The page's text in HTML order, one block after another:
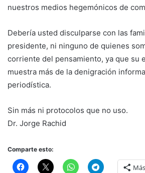
nuestros medios hegemónicos de
Debería usted disculparse con las
presidente, ni ninguno de quienes
corriente del pensamiento, ya que su
muestra más de la denigración
periodística.
Sin más ni protocolos que no uso.
Dr. Jorge Rachid
Comparte esto:
Más